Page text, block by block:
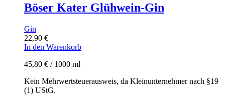
Böser Kater Glühwein-Gin
Gin
22,90 €
In den Warenkorb
45,80 € / 1000 ml
Kein Mehrwertsteuerausweis, da Kleinunternehmer nach §19
(1) UStG.